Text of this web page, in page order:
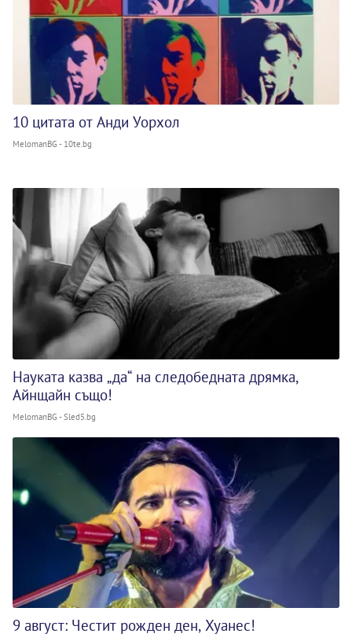
10 цитата от Анди Уорхол
MelomanBG - 10te.bg
Науката казва „да“ на следобедната дрямка,
Айнщайн също!
MelomanBG - Sled5.bg
9 август: Честит рожден ден, Хуанес!